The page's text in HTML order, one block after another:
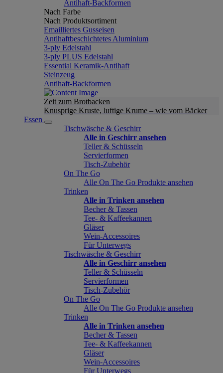
Antihaft-Backformen
Nach Farbe
Nach Produktsortiment
Emailliertes Gusseisen
Antihaftbeschichtetes Aluminium
3-ply Edelstahl
3-ply PLUS Edelstahl
Essential Keramik-Antihaft
Steinzeug
Antihaft-Backformen
Zeit zum Brotbacken
Knusprige Kruste, luftige Krume – wie vom Bäcker
Essen
Tischwäsche & Geschirr
Alle in Geschirr ansehen
Teller & Schüsseln
Servierformen
Tisch-Zubehör
On The Go
Alle On The Go Produkte ansehen
Trinken
Alle in Trinken ansehen
Becher & Tassen
Tee- & Kaffeekannen
Gläser
Wein-Accessoires
Für Unterwegs
Tischwäsche & Geschirr
Alle in Geschirr ansehen
Teller & Schüsseln
Servierformen
Tisch-Zubehör
On The Go
Alle On The Go Produkte ansehen
Trinken
Alle in Trinken ansehen
Becher & Tassen
Tee- & Kaffeekannen
Gläser
Wein-Accessoires
Für Unterwegs